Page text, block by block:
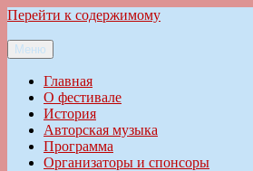
Перейти к содержимому
Ильменский фестиваль авторской песни
Меню
Главная
О фестивале
История
Авторская музыка
Программа
Организаторы и спонсоры